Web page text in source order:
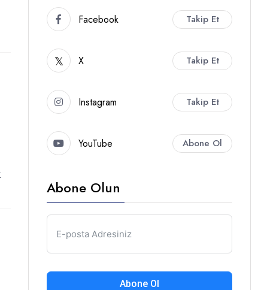
Facebook Takip Et
X Takip Et
Instagram Takip Et
YouTube Abone Ol
Abone Olun
Abone Ol